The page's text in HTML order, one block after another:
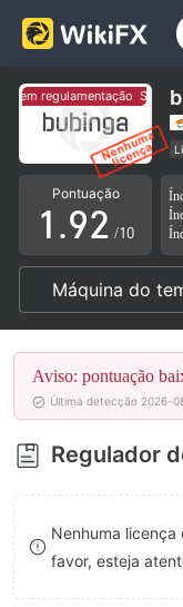
regulamentação Sem
Pontuação
0
1
2
3
4
5
6
7
8
9
.
5
6
7
8
9
0
1
2
3
4
5
6
7
8
9
/10
Máquina do
Aviso: pontuação
Última detecção 2026-
Regulador
Nenhuma
favor, esteja